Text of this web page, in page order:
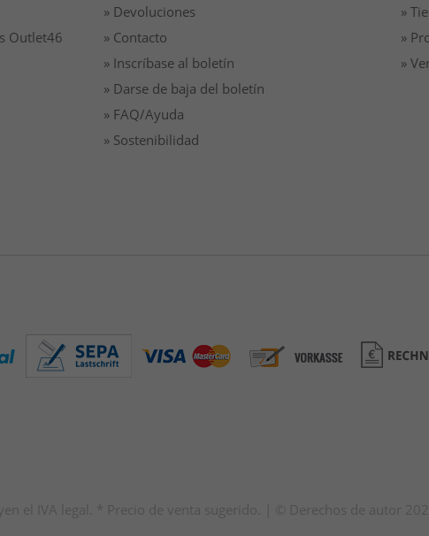
Outlet46
» Devoluciones
» Contacto
» Inscríbase al boletín
» Darse de baja del boletín
» FAQ/Ayuda
» Sostenibilidad
»
»
»
el IVA legal. * Precio de venta sugerido. | © Derechos de autor